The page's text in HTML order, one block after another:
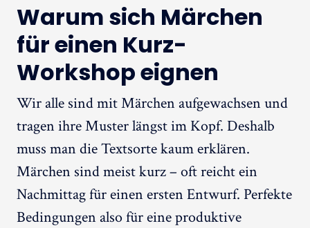
Warum sich Märchen
für einen Kurz-
Workshop eignen
Wir alle sind mit Märchen aufgewachsen und
tragen ihre Muster längst im Kopf. Deshalb
muss man die Textsorte kaum erklären.
Märchen sind meist kurz – oft reicht ein
Nachmittag für einen ersten Entwurf. Perfekte
Bedingungen also für eine produktive